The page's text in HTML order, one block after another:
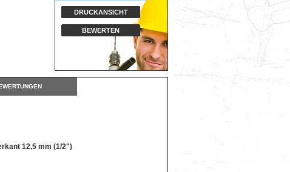
DRUCKANSICHT
BEWERTEN
12,5 mm (1/2")